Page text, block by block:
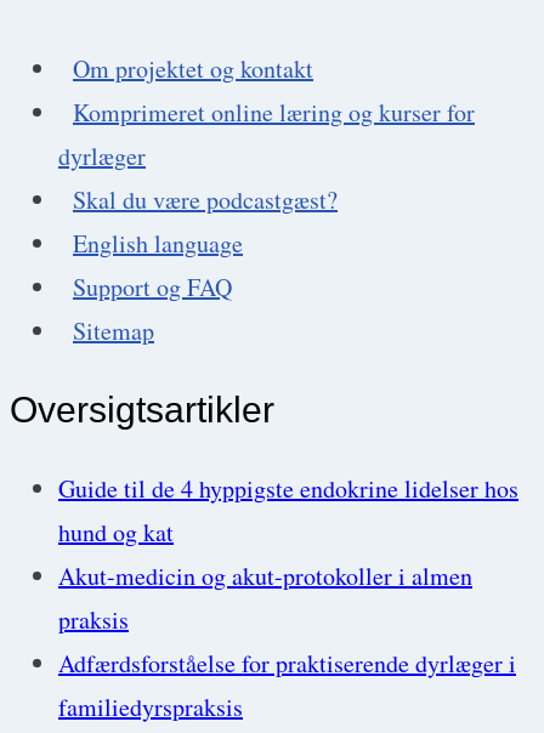
Praksis
(SIVP)
episode
Om projektet og kontakt
Komprimeret online læring og kurser for
dyrlæger
Skal du være podcastgæst?
English language
Support og FAQ
Sitemap
Oversigtsartikler
Guide til de 4 hyppigste endokrine lidelser hos
hund og kat
Akut-medicin og akut-protokoller i almen
praksis
Adfærdsforståelse for praktiserende dyrlæger i
familiedyrspraksis